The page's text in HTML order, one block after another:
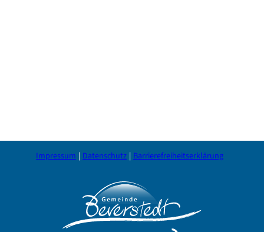
Impressum Datenschutz Barrierefreiheitserklärung